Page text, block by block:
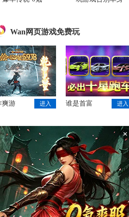
Wan网页游戏免费玩
爽游 进入 谁是首富 进入
×